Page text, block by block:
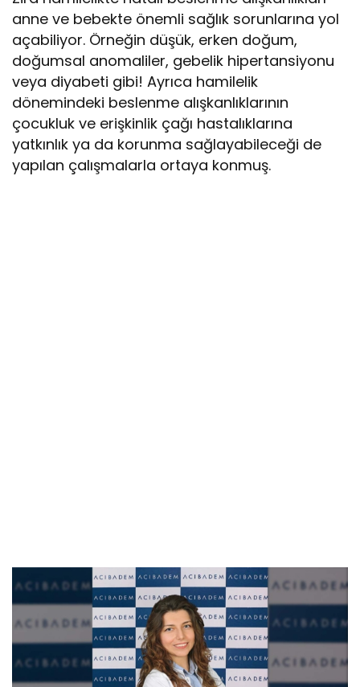
anne ve bebekte önemli sağlık sorunlarına yol
açabiliyor. Örneğin düşük, erken doğum,
doğumsal anomaliler, gebelik hipertansiyonu
veya diyabeti gibi! Ayrıca hamilelik
dönemindeki beslenme alışkanlıklarının
çocukluk ve erişkinlik çağı hastalıklarına
yatkınlık ya da korunma sağlayabileceği de
yapılan çalışmalarla ortaya konmuş.